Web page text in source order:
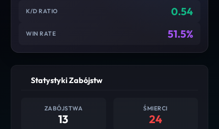
K/D RATIO 0.54
WIN RATE 51.5%
Statystyki Zabójstw
ZABÓJSTWA
13
ŚMIERCI
24